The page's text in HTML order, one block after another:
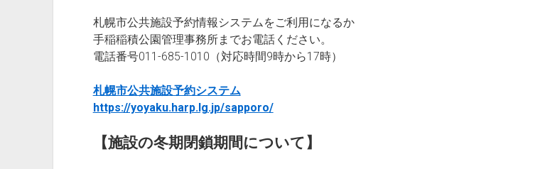
札幌市公共施設予約情報システムをご利用になるか
手稲稲積公園管理事務所までお電話ください。
電話番号011-685-1010（対応時間9時から17時）
札幌市公共施設予約システム
https://yoyaku.harp.lg.jp/sapporo/
【施設の冬期閉鎖期間について】